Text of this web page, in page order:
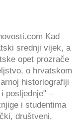
Kad
srednji vijek, a
opet prozrače
o hrvatskom
historiografiji
posljednje" –
i studentima
društveni,